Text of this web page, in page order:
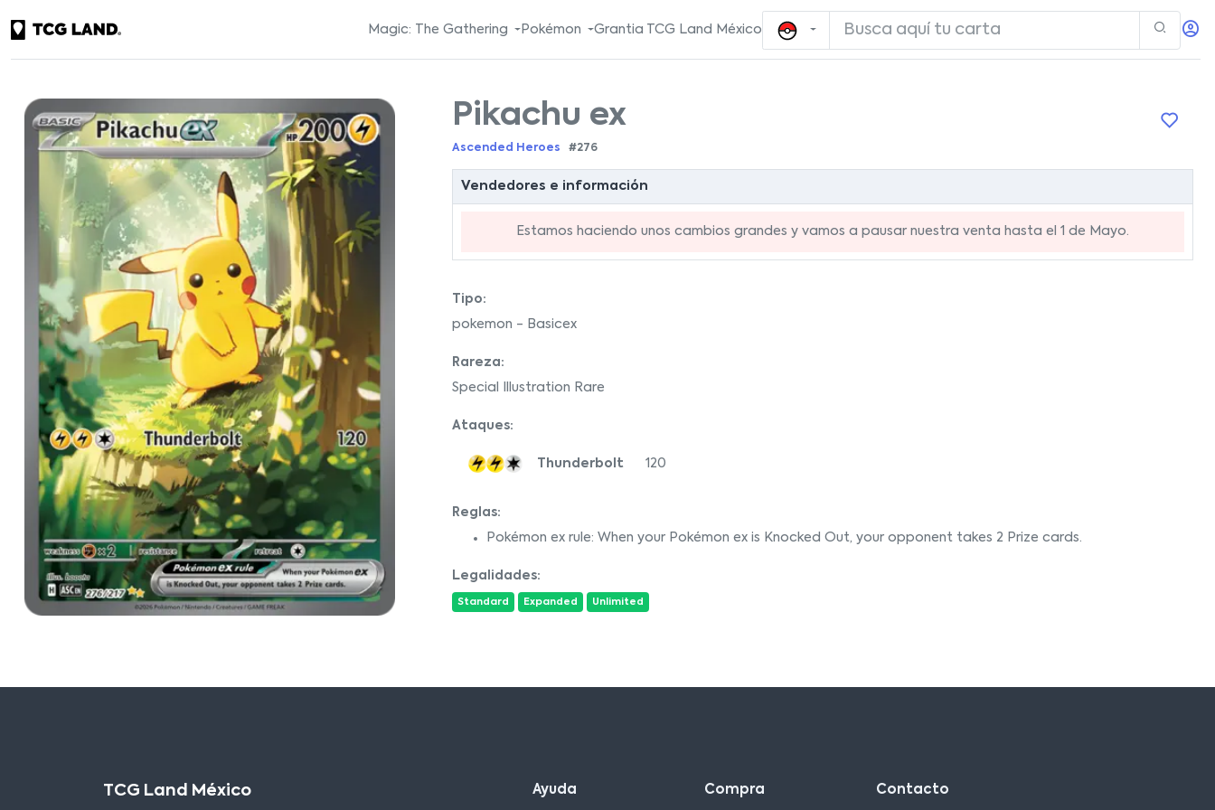
Magic: The Gathering Pokémon Grantia TCG Land México
Pikachu ex
Ascended Heroes #276
Vendedores e información
Estamos haciendo unos cambios grandes y vamos a pausar nuestra venta hasta el 1 de Mayo.
Tipo:
pokemon - Basicex
Rareza:
Special Illustration Rare
Ataques:
Thunderbolt 120
Reglas:
Pokémon ex rule: When your Pokémon ex is Knocked Out, your opponent takes 2 Prize cards.
Legalidades:
Standard Expanded Unlimited
TCG Land México Ayuda Compra Contacto